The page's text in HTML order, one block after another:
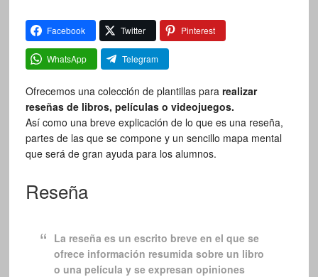
Facebook Twitter Pinterest
WhatsApp Telegram
Ofrecemos una colección de plantillas para realizar
reseñas de libros, películas o videojuegos.
Así como una breve explicación de lo que es una reseña,
partes de las que se compone y un sencillo mapa mental
que será de gran ayuda para los alumnos.
Reseña
La reseña es un escrito breve en el que se
ofrece información resumida sobre un libro
o una película y se expresan opiniones